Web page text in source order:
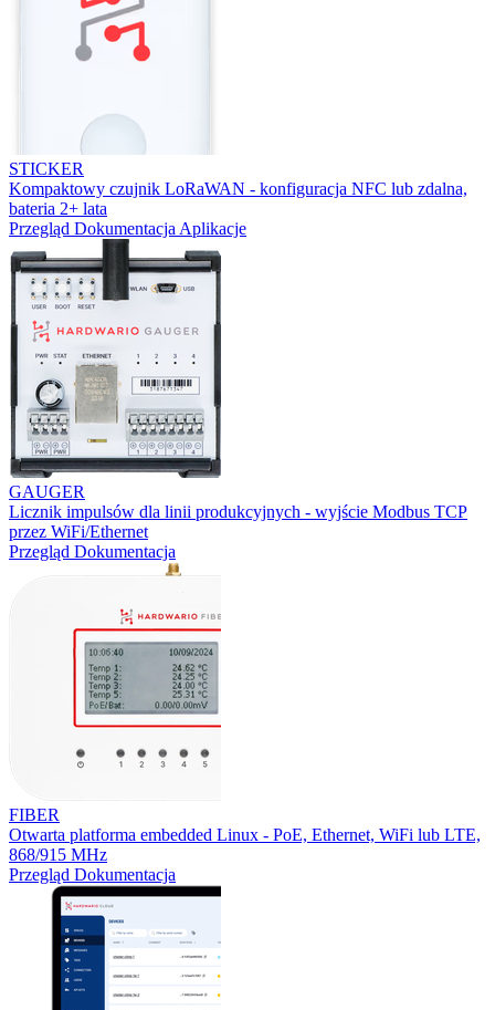
STICKER
Kompaktowy czujnik LoRaWAN - konfiguracja NFC lub zdalna,
bateria 2+ lata
Przegląd Dokumentacja Aplikacje
GAUGER
Licznik impulsów dla linii produkcyjnych - wyjście Modbus TCP
przez WiFi/Ethernet
Przegląd Dokumentacja
FIBER
Otwarta platforma embedded Linux - PoE, Ethernet, WiFi lub LTE,
868/915 MHz
Przegląd Dokumentacja